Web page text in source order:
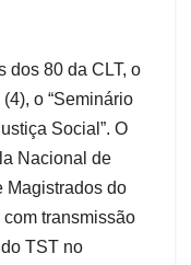
dos 80 da CLT, o
o “Seminário
Social”. O
Nacional de
Magistrados do
transmissão
TST no